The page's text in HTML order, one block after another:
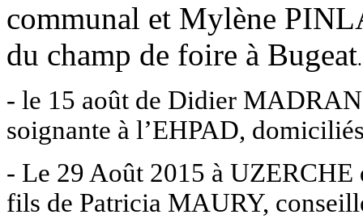
communal et Mylène
du champ de foire à Bugeat.
- le 15 août de Didier
soignante à l’EHPAD,
- Le 29 Août 2015 à
fils de Patricia MAURY,